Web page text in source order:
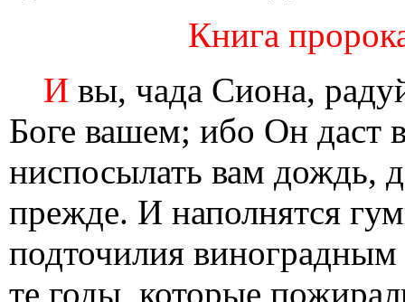
Книга
И вы, чада Сиона,
Боге вашем; ибо Он даст
ниспосылать вам дождь,
прежде. И наполнятся
подточилия
те годы, которые